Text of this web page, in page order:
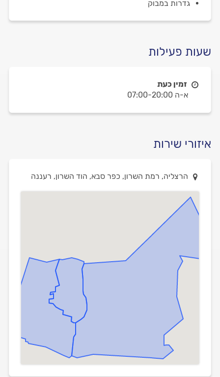
גדרות במבוק
שעות פעילות
זמין כעת
א-ה 07:00-20:00
איזורי שירות
הרצליה, רמת השרון, כפר סבא, הוד השרון, רעננה